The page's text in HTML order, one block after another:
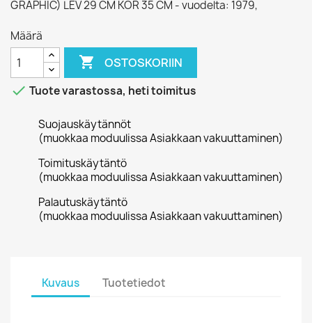
GRAPHIC) LEV 29 CM KOR 35 CM - vuodelta: 1979,
Määrä
 OSTOSKORIIN
 Tuote varastossa, heti toimitus
Suojauskäytännöt
(muokkaa moduulissa Asiakkaan vakuuttaminen)
Toimituskäytäntö
(muokkaa moduulissa Asiakkaan vakuuttaminen)
Palautuskäytäntö
(muokkaa moduulissa Asiakkaan vakuuttaminen)
Kuvaus Tuotetiedot